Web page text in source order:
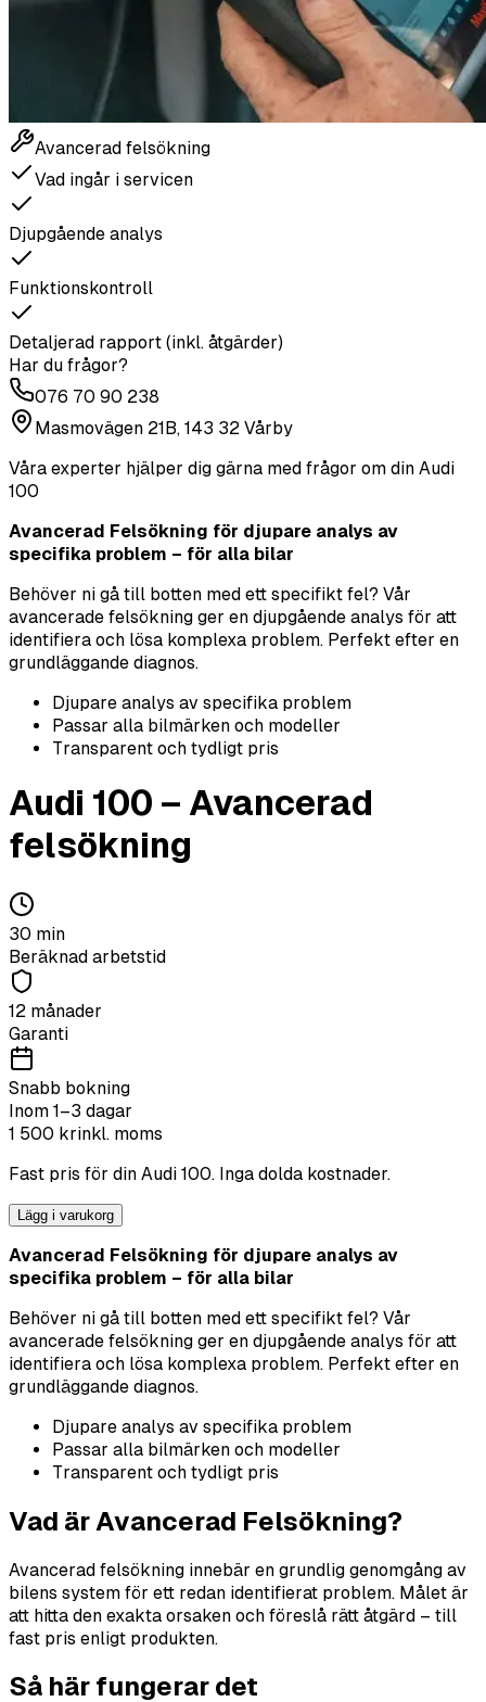
Avancerad felsökning
Vad ingår i servicen
Djupgående analys
Funktionskontroll
Detaljerad rapport (inkl. åtgärder)
Har du frågor?
076 70 90 238
Masmovägen 21B, 143 32 Vårby
Våra experter hjälper dig gärna med frågor om din Audi
100
Avancerad Felsökning för djupare analys av
specifika problem – för alla bilar
Behöver ni gå till botten med ett specifikt fel? Vår
avancerade felsökning ger en djupgående analys för att
identifiera och lösa komplexa problem. Perfekt efter en
grundläggande diagnos.
Djupare analys av specifika problem
Passar alla bilmärken och modeller
Transparent och tydligt pris
Audi 100 – Avancerad
felsökning
30 min
Beräknad arbetstid
12 månader
Garanti
Snabb bokning
Inom 1–3 dagar
1 500 krinkl. moms
Fast pris för din Audi 100. Inga dolda kostnader.
Lägg i varukorg
Avancerad Felsökning för djupare analys av
specifika problem – för alla bilar
Behöver ni gå till botten med ett specifikt fel? Vår
avancerade felsökning ger en djupgående analys för att
identifiera och lösa komplexa problem. Perfekt efter en
grundläggande diagnos.
Djupare analys av specifika problem
Passar alla bilmärken och modeller
Transparent och tydligt pris
Vad är Avancerad Felsökning?
Avancerad felsökning innebär en grundlig genomgång av
bilens system för ett redan identifierat problem. Målet är
att hitta den exakta orsaken och föreslå rätt åtgärd – till
fast pris enligt produkten.
Så här fungerar det